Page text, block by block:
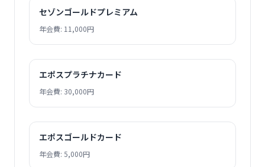
セゾンゴールドプレミアム
年会費: 11,000円
エポスプラチナカード
年会費: 30,000円
エポスゴールドカード
年会費: 5,000円